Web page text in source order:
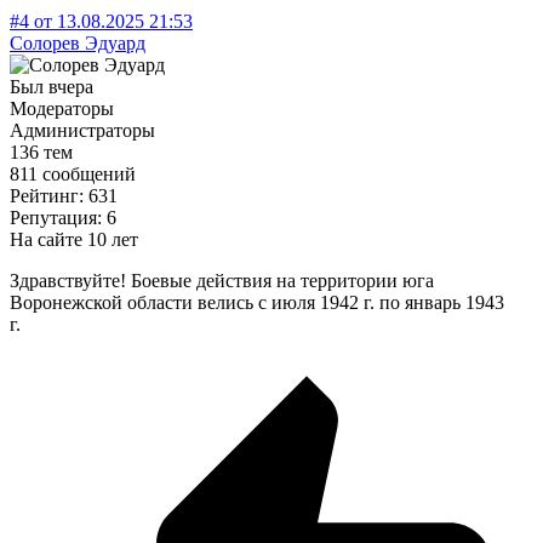
#4 от 13.08.2025 21:53
Солорев Эдуард
Был вчера
Модераторы
Администраторы
136 тем
811 сообщений
Рейтинг: 631
Репутация: 6
На сайте 10 лет
Здравствуйте! Боевые действия на территории юга
Воронежской области велись с июля 1942 г. по январь 1943
г.